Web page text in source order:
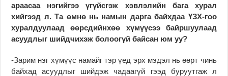
араасаа нэгийгээ үгүйсгэж хэвлэлийн бага хурал
хийгээд л. Та өмнө нь намын дарга байхдаа ҮЗХ-гоо
хуралдуулаад өөрсдийнхөө хүмүүсээ байршуулаад
асуудлыг шийдчихэж болоогүй байсан юм уу?
-Зарим нэг хүмүүс намайг тэр үед эрх мэдэл нь өөрт чинь
байхад асуудлыг шийдэж чадаагүй гээд буруутгаж л